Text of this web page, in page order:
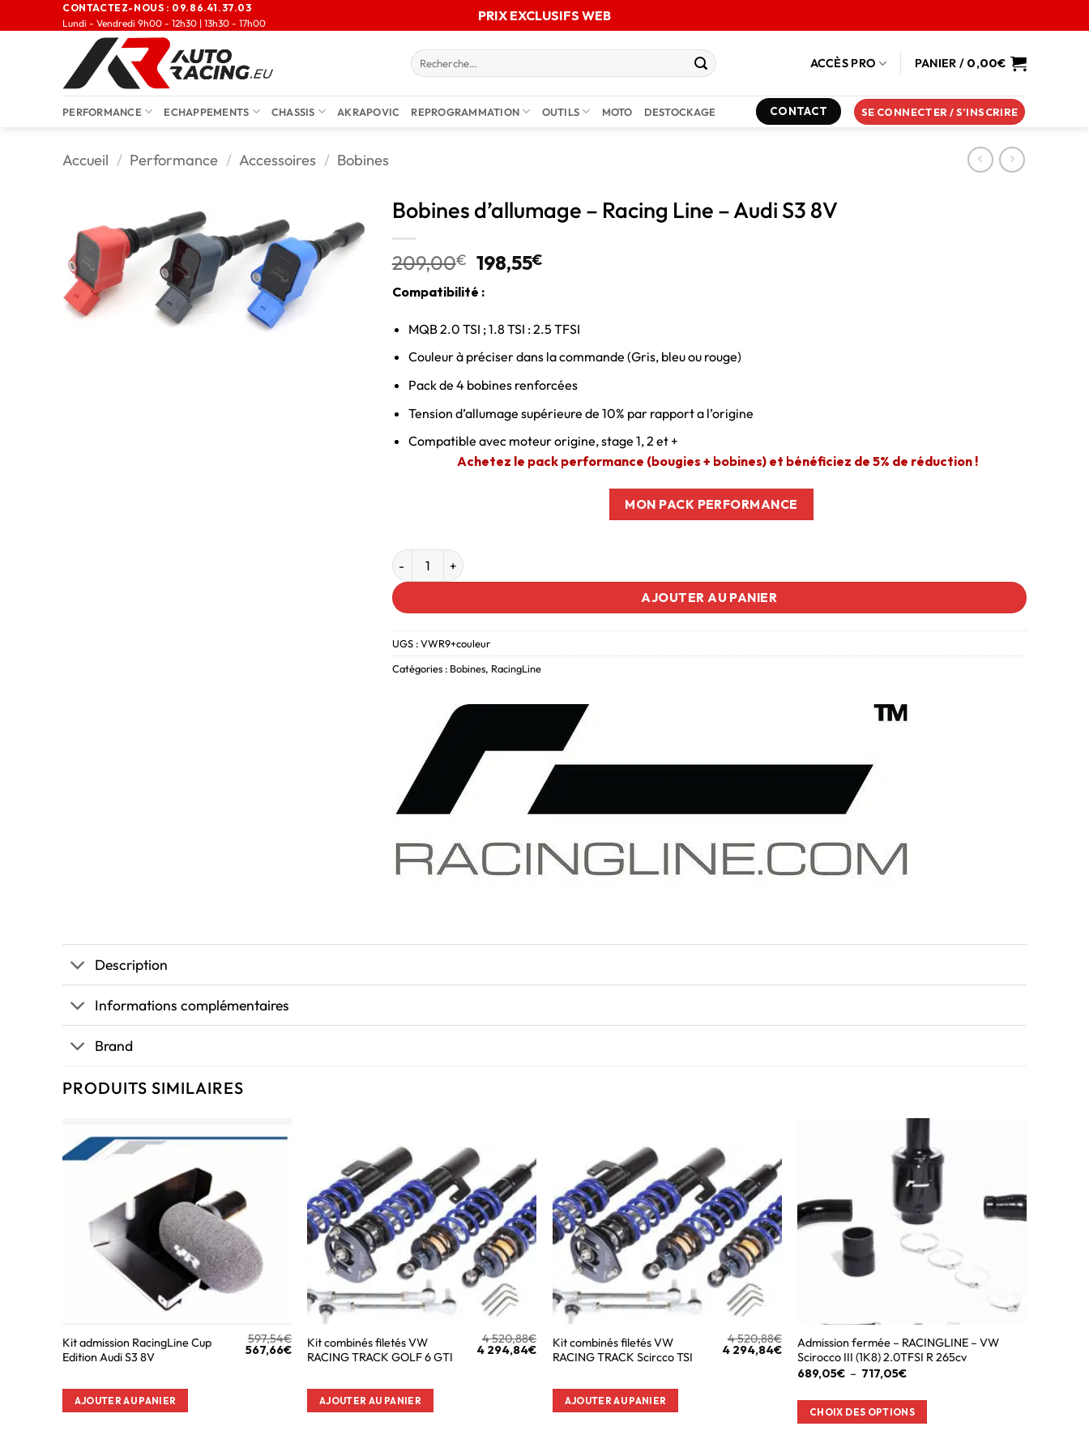
CONTACTEZ-NOUS : 09.86.41.37.03
Lundi - Vendredi 9h00 - 12h30 | 13h30 - 17h00
PRIX EXCLUSIFS WEB
ACCÈS PRO PANIER / 0,00€
PERFORMANCE ECHAPPEMENTS CHASSIS AKRAPOVIC REPROGRAMMATION OUTILS MOTO DESTOCKAGE CONTACT SE CONNECTER / S’INSCRIRE
Accueil / Performance / Accessoires / Bobines
Bobines d’allumage – Racing Line – Audi S3 8V
209,00€ 198,55€
Compatibilité :
MQB 2.0 TSI ; 1.8 TSI : 2.5 TFSI
Couleur à préciser dans la commande (Gris, bleu ou rouge)
Pack de 4 bobines renforcées
Tension d’allumage supérieure de 10% par rapport a l’origine
Compatible avec moteur origine, stage 1, 2 et +
Achetez le pack performance (bougies + bobines) et bénéficiez de 5% de réduction !
MON PACK PERFORMANCE
AJOUTER AU PANIER
UGS :VWR9+couleur
Catégories : Bobines, RacingLine
Description
Informations complémentaires
Brand
PRODUITS SIMILAIRES
Kit admission RacingLine Cup
Edition Audi S3 8V
597,54€
567,66€
AJOUTER AU PANIER
Kit combinés filetés VW
RACING TRACK GOLF 6 GTI
4 520,88€
4 294,84€
AJOUTER AU PANIER
Kit combinés filetés VW
RACING TRACK Scircco TSI
4 520,88€
4 294,84€
AJOUTER AU PANIER
Admission fermée – RACINGLINE – VW
Scirocco III (1K8) 2.0TFSI R 265cv
689,05€ – 717,05€
CHOIX DES OPTIONS